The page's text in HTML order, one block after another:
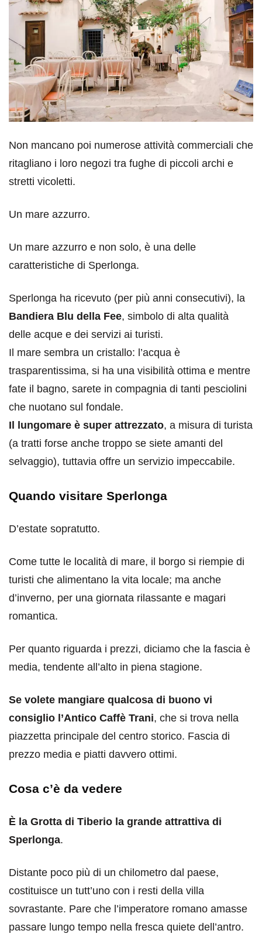
Non mancano poi numerose attività commerciali che
ritagliano i loro negozi tra fughe di piccoli archi e
stretti vicoletti.
Un mare azzurro.
Un mare azzurro e non solo, è una delle
caratteristiche di Sperlonga.
Sperlonga ha ricevuto (per più anni consecutivi), la
Bandiera Blu della Fee, simbolo di alta qualità
delle acque e dei servizi ai turisti.
Il mare sembra un cristallo: l’acqua è
trasparentissima, si ha una visibilità ottima e mentre
fate il bagno, sarete in compagnia di tanti pesciolini
che nuotano sul fondale.
Il lungomare è super attrezzato, a misura di turista
(a tratti forse anche troppo se siete amanti del
selvaggio), tuttavia offre un servizio impeccabile.
Quando visitare Sperlonga
D’estate sopratutto.
Come tutte le località di mare, il borgo si riempie di
turisti che alimentano la vita locale; ma anche
d’inverno, per una giornata rilassante e magari
romantica.
Per quanto riguarda i prezzi, diciamo che la fascia è
media, tendente all’alto in piena stagione.
Se volete mangiare qualcosa di buono vi
consiglio l’Antico Caffè Trani, che si trova nella
piazzetta principale del centro storico. Fascia di
prezzo media e piatti davvero ottimi.
Cosa c’è da vedere
È la Grotta di Tiberio la grande attrattiva di
Sperlonga.
Distante poco più di un chilometro dal paese,
costituisce un tutt’uno con i resti della villa
sovrastante. Pare che l’imperatore romano amasse
passare lungo tempo nella fresca quiete dell’antro.